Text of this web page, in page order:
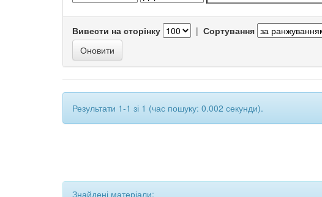
Вивести на сторінку | Сортування
Результати 1-1 зі 1 (час пошуку: 0.002 секунди).
Знайдені матеріали: